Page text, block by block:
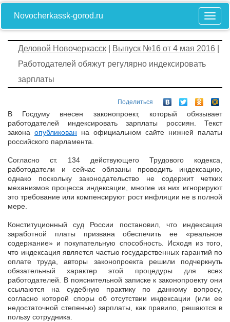
Novocherkassk-gorod.ru
Деловой Новочеркасск Выпуск №16 от 4 мая 2016
Работодателей обяжут регулярно индексировать
зарплаты
Поделиться
В Госдуму внесен законопроект, который обязывает
работодателей индексировать зарплаты россиян. Текст
закона опубликован на официальном сайте нижней палаты
российского парламента.
Согласно ст. 134 действующего Трудового кодекса,
работодатели и сейчас обязаны проводить индексацию,
однако поскольку законодательство не содержит четких
механизмов процесса индексации, многие из них игнорируют
это требование или компенсируют рост инфляции не в полной
мере.
Конституционный суд России постановил, что индексация
заработной платы призвана обеспечить ее «реальное
содержание» и покупательную способность. Исходя из того,
что индексация является частью государственных гарантий по
оплате труда, авторы законопроекта решили подчеркнуть
обязательный характер этой процедуры для всех
работодателей. В пояснительной записке к законопроекту они
ссылаются на судебную практику по данному вопросу,
согласно которой споры об отсутствии индексации (или ее
недостаточной степенью) зарплаты, как правило, решаются в
пользу сотрудника.